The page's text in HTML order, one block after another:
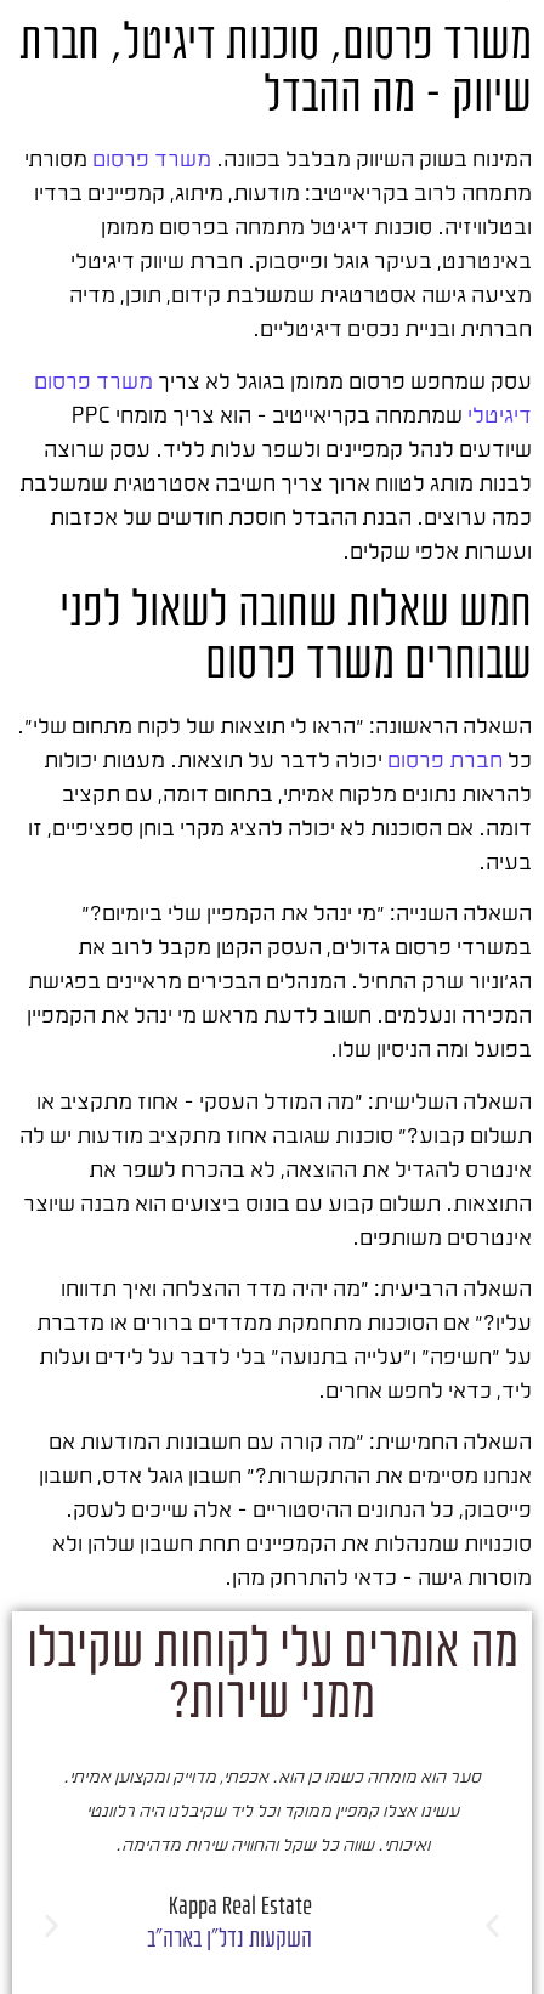
משרד פרסום, סוכנות דיגיטל, חברת
שיווק – מה ההבדל
המינוח בשוק השיווק מבלבל בכוונה. משרד פרסום מסורתי
מתמחה לרוב בקריאייטיב: מודעות, מיתוג, קמפיינים ברדיו
ובטלוויזיה. סוכנות דיגיטל מתמחה בפרסום ממומן
באינטרנט, בעיקר גוגל ופייסבוק. חברת שיווק דיגיטלי
מציעה גישה אסטרטגית שמשלבת קידום, תוכן, מדיה
חברתית ובניית נכסים דיגיטליים.
עסק שמחפש פרסום ממומן בגוגל לא צריך משרד פרסום
דיגיטלי
שמתמחה בקריאייטיב – הוא צריך מומחי PPC
שיודעים לנהל קמפיינים ולשפר עלות לליד. עסק שרוצה
לבנות מותג לטווח ארוך צריך חשיבה אסטרטגית שמשלבת
כמה ערוצים. הבנת ההבדל חוסכת חודשים של אכזבות
ועשרות אלפי שקלים.
חמש שאלות שחובה לשאול לפני
שבוחרים משרד פרסום
השאלה הראשונה: "הראו לי תוצאות של לקוח מתחום שלי".
כל חברת פרסום יכולה לדבר על תוצאות. מעטות יכולות
להראות נתונים מלקוח אמיתי, בתחום דומה, עם תקציב
דומה. אם הסוכנות לא יכולה להציג מקרי בוחן ספציפיים, זו
בעיה.
השאלה השנייה: "מי ינהל את הקמפיין שלי ביומיום?"
במשרדי פרסום גדולים, העסק הקטן מקבל לרוב את
הג'וניור שרק התחיל. המנהלים הבכירים מראיינים בפגישת
המכירה ונעלמים. חשוב לדעת מראש מי ינהל את הקמפיין
בפועל ומה הניסיון שלו.
השאלה השלישית: "מה המודל העסקי – אחוז מתקציב או
תשלום קבוע?" סוכנות שגובה אחוז מתקציב מודעות יש לה
אינטרס להגדיל את ההוצאה, לא בהכרח לשפר את
התוצאות. תשלום קבוע עם בונוס ביצועים הוא מבנה שיוצר
אינטרסים משותפים.
השאלה הרביעית: "מה יהיה מדד ההצלחה ואיך תדווחו
עליו?" אם הסוכנות מתחמקת ממדדים ברורים או מדברת
על "חשיפה" ו"עלייה בתנועה" בלי לדבר על לידים ועלות
ליד, כדאי לחפש אחרים.
השאלה החמישית: "מה קורה עם חשבונות המודעות אם
אנחנו מסיימים את ההתקשרות?" חשבון גוגל אדס, חשבון
פייסבוק, כל הנתונים ההיסטוריים – אלה שייכים לעסק.
סוכנויות שמנהלות את הקמפיינים תחת חשבון שלהן ולא
מוסרות גישה – כדאי להתרחק מהן.
מה אומרים עלי לקוחות שקיבלו
ממני שירות?
סער הוא מומחה כשמו כן הוא. אכפתי, מדוייק ומקצוען אמיתי.
עשינו אצלו קמפיין ממוקד וכל ליד שקיבלנו היה רלוונטי
ואיכותי. שווה כל שקל והחוויה שירות מדהימה.
Kappa Real Estate
השקעות נדל"ן בארה"ב